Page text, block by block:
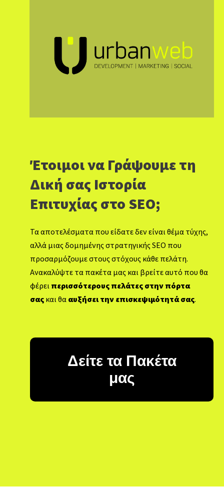
Έτοιμοι να Γράψουμε τη
Δική σας Ιστορία
Επιτυχίας στο SEO;
Τα αποτελέσματα που είδατε δεν είναι θέμα τύχης,
αλλά μιας δομημένης στρατηγικής SEO που
προσαρμόζουμε στους στόχους κάθε πελάτη.
Ανακαλύψτε τα πακέτα μας και βρείτε αυτό που θα
φέρειπερισσότερους πελάτες στην πόρτα
σαςκαι θααυξήσει την επισκεψιμότητά σας.
Δείτε τα Πακέτα
μας